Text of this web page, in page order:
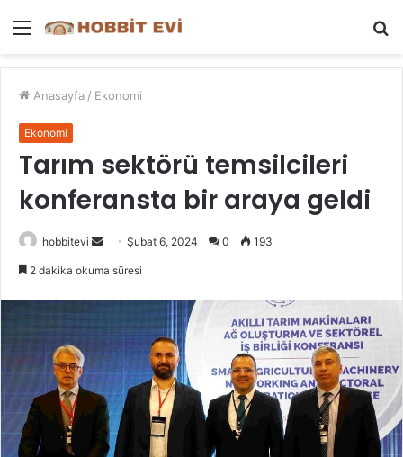
Menü
Anasayfa / Ekonomi
Ekonomi
Tarım sektörü temsilcileri
konferansta bir araya geldi
hobbitevi
Bir
Şubat 6, 2024 0 193
2 dakika okuma süresi